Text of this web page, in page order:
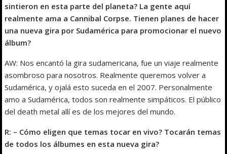
sintieron en esta parte del planeta? La gente aquí
realmente ama a Cannibal Corpse. Tienen planes de hacer
una nueva gira por Sudamérica para promocionar el nuevo
álbum?
AW: Nos encantó la gira sudamericana, fue un viaje realmente
asombroso para nosotros. Realmente queremos volver a
Sudamérica, y ojalá esto suceda en el 2007. Personalmente
amo a Sudamérica, todos son realmente simpáticos. El público
del death metal allí es de los mejores del mundo.
R: – Cómo eligen que temas tocar en vivo? Tocarán temas
de todos los álbumes en esta nueva gira?